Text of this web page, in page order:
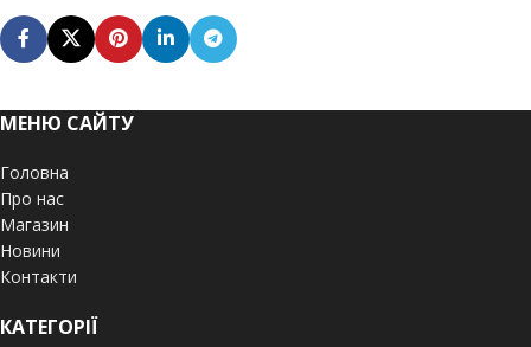
МЕНЮ САЙТУ
Головна
Про нас
Магазин
Новини
Контакти
КАТЕГОРІЇ